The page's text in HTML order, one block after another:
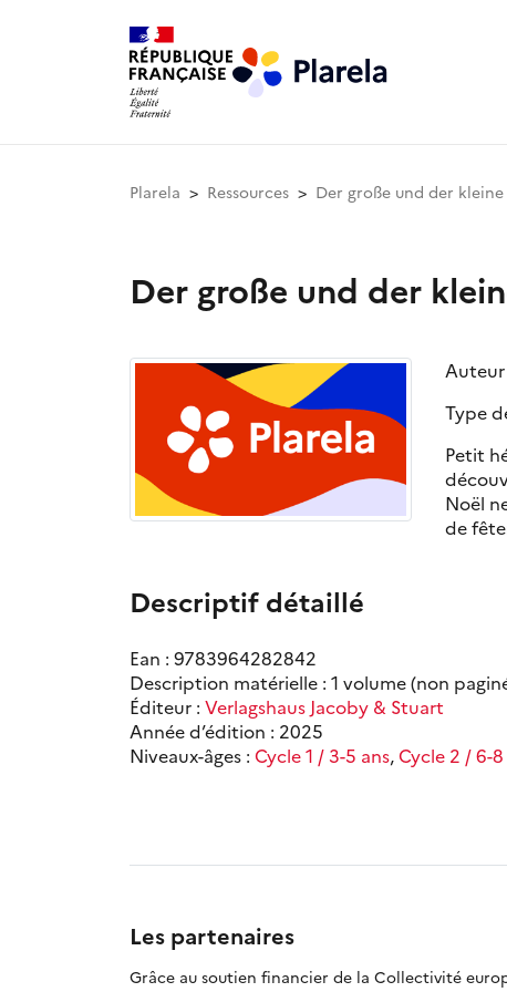
Plarela Ressources Der große und der
Der große und der
Auteur
Type
Petit
Noël
de
Descriptif détaillé
Ean : 9783964282842
Description matérielle : 1 volume (non
Éditeur : Verlagshaus Jacoby & Stuart
Année d’édition : 2025
Niveaux-âges : Cycle 1 / 3-5 ans,Cycle 2 / 6-8
Les partenaires
Grâce au soutien financier de la Collectivité